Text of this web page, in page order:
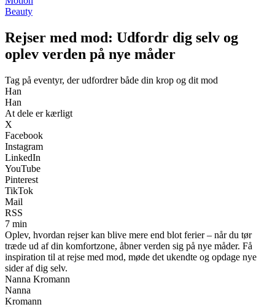
Beauty
Rejser med mod: Udfordr dig selv og
oplev verden på nye måder
Tag på eventyr, der udfordrer både din krop og dit mod
Han
Han
At dele er kærligt
X
Facebook
Instagram
LinkedIn
YouTube
Pinterest
TikTok
Mail
RSS
7 min
Oplev, hvordan rejser kan blive mere end blot ferier – når du tør
træde ud af din komfortzone, åbner verden sig på nye måder. Få
inspiration til at rejse med mod, møde det ukendte og opdage nye
sider af dig selv.
Nanna Kromann
Nanna
Kromann